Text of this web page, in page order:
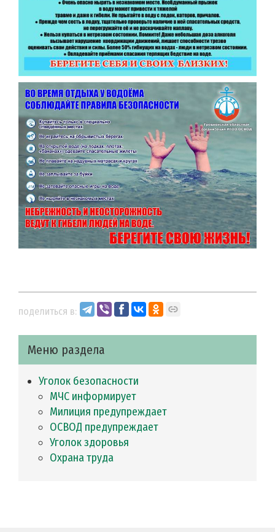
поделиться в:
Меню раздела
Уголок безопасности
МЧС информирует
Милиция предупреждает
ОСВОД предупреждает
Уголок здоровья
Охрана труда